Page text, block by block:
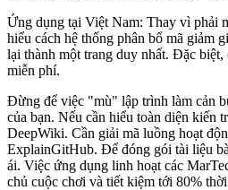
Ứng dụng tại Việt Nam: Thay vì phải
hiểu cách hệ thống phân bổ mã giảm
lại thành một trang duy nhất. Đặc
miễn phí.
Đừng để việc "mù" lập trình làm cản
của bạn. Nếu cần hiểu toàn diện kiến
DeepWiki. Cần giải mã luồng hoạt
ExplainGitHub. Để đóng gói tài liệu
ái. Việc ứng dụng linh hoạt các
chủ cuộc chơi và tiết kiệm tới 80%